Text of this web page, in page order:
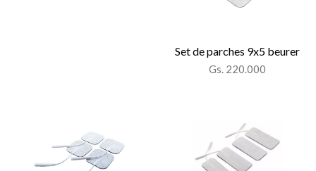
Set de parches 9x5 beurer
Gs. 220.000